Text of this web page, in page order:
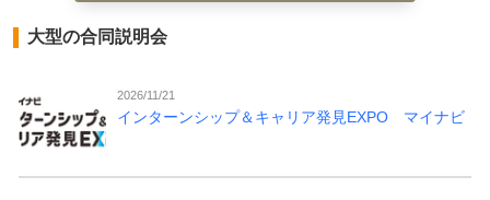
大型の合同説明会
2026/11/21
インターンシップ＆キャリア発見EXPO マイナビ